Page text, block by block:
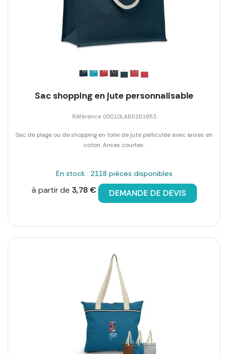
Sac shopping en jute personnalisable
Référence 00010LAB0161683
Sac de plage ou de shopping en toile de jute pelliculée avec anses en
coton. Anses courtes.
En stock : 2118 pièces disponibles
à partir de 3,78 € DEMANDE DE DEVIS